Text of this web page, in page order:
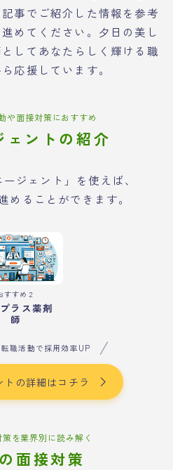
事でご紹介した情報を参考
めてください。夕日の美し
してあなたらしく輝ける職
応援しています。
や面接対策におすすめ
ェントの紹介
ジェント」を使えば、
めることができます。
すすめ２
ラス薬剤
師
職活動で採用効率UP
の詳細はコチラ
を業界別に読み解く
面接対策